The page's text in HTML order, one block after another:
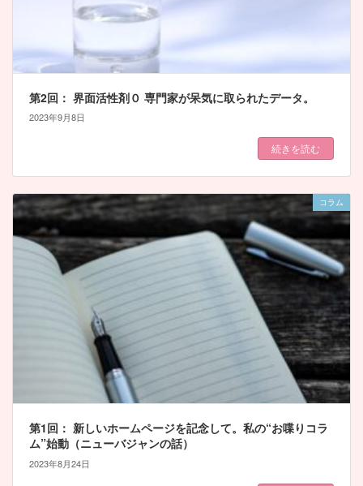
第2回： 界面活性剤０ 専門家が呆気に取られたデータ。
2023年9月8日
続きを読む
コラム
第1回： 新しいホームページを記念して。私の“お喋りコラ
ム”始動（ニューバジャンの話）
2023年8月24日